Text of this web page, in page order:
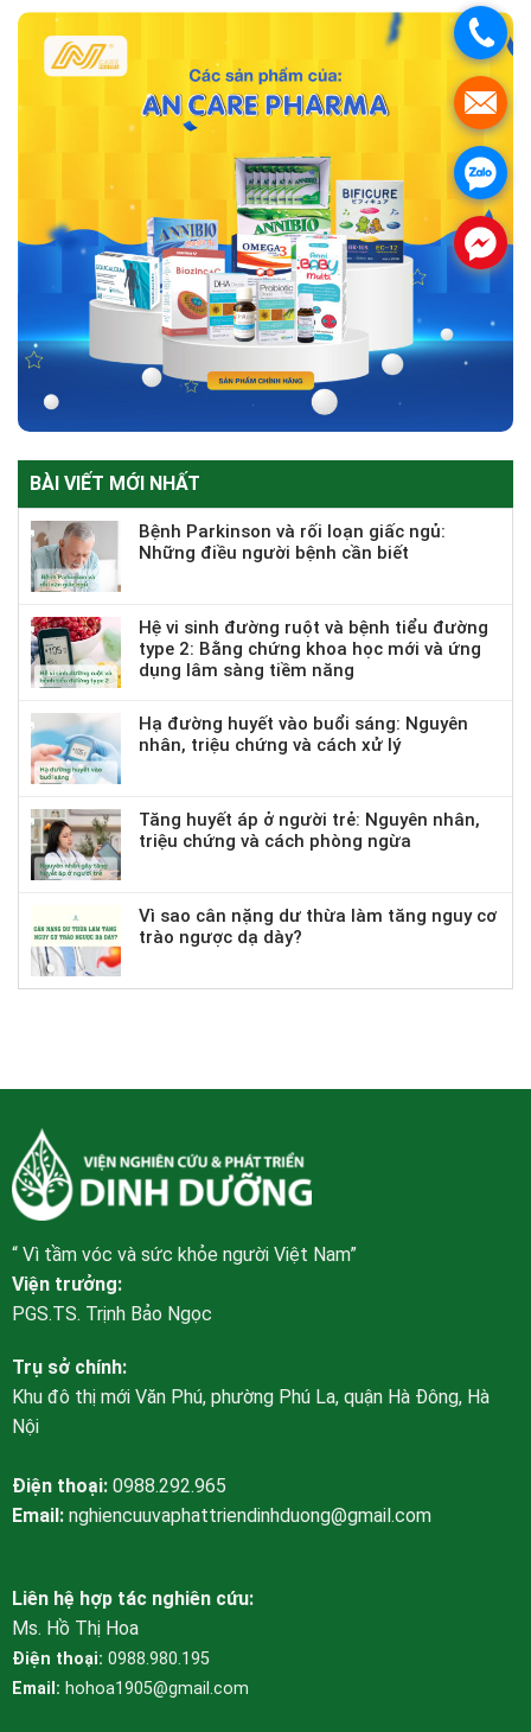
BÀI VIẾT MỚI NHẤT
Bệnh Parkinson và rối loạn giấc ngủ:
Những điều người bệnh cần biết
Hệ vi sinh đường ruột và bệnh tiểu đường
type 2: Bằng chứng khoa học mới và ứng
dụng lâm sàng tiềm năng
Hạ đường huyết vào buổi sáng: Nguyên
nhân, triệu chứng và cách xử lý
Tăng huyết áp ở người trẻ: Nguyên nhân,
triệu chứng và cách phòng ngừa
Vì sao cân nặng dư thừa làm tăng nguy cơ
trào ngược dạ dày?
“ Vì tầm vóc và sức khỏe người Việt Nam”
Viện trưởng:
PGS.TS. Trịnh Bảo Ngọc
Trụ sở chính:
Khu đô thị mới Văn Phú, phường Phú La, quận Hà Đông, Hà
Nội
Điện thoại: 0988.292.965
Email: nghiencuuvaphattriendinhduong@gmail.com
Liên hệ hợp tác nghiên cứu:
Ms. Hồ Thị Hoa
Điện thoại: 0988.980.195
Email: hohoa1905@gmail.com
.
.
.
.